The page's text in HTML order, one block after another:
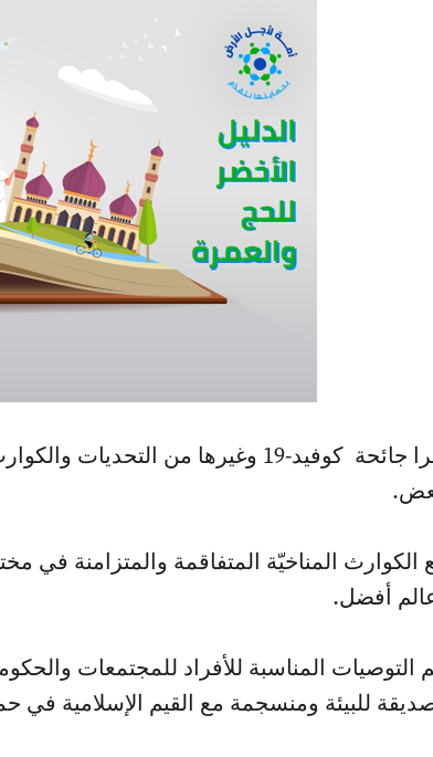
أتت مؤخرا جائحة كوفيد-19 وغيرها
المناخيّة المتفاقمة والمتزامنة في
أفضل.
التوصيات المناسبة للأفراد للمجتمعات
للبيئة ومنسجمة مع القيم الإسلامية في